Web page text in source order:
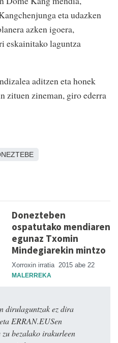
eta udazken
azken igoera,
eskainitako laguntza
aditzen eta honek
zituen zineman, giro ederra
Donezteben
ospatutako mendiaren
egunaz Txomin
Mindegiarekin mintzo
Xorroxin irratia 2015 abe 22
MALERREKA
dirulaguntzak ez dira
ERRAN.EUSen
bezalako irakurleen